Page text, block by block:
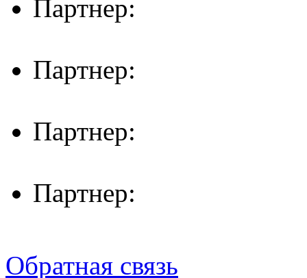
Партнер:
Партнер:
Партнер:
Партнер:
Обратная связь